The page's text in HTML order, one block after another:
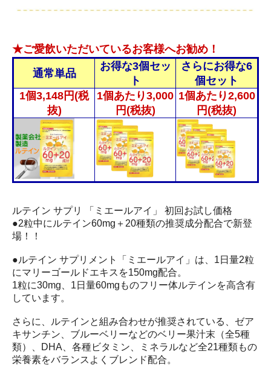
★ご愛飲いただいているお客様へお勧め！
通常単品
お得な3個セッ
ト
さらにお得な6
個セット
1個3,148円(税
抜)
1個あたり3,000
円(税抜)
1個あたり2,600
円(税抜)
ルテイン サプリ 「ミエールアイ」 初回お試し価格
●2粒中にルテイン60mg＋20種類の推奨成分配合で新登
場！！
●ルテイン サプリメント「ミエールアイ」は、1日量2粒
にマリーゴールドエキスを150mg配合。
1粒に30mg、1日量60mgものフリー体ルテインを高含有
しています。
さらに、ルテインと組み合わせが推奨されている、ゼア
キサンチン、ブルーベリーなどのベリー果汁末（全5種
類）、DHA、各種ビタミン、ミネラルなど全21種類もの
栄養素をバランスよくブレンド配合。